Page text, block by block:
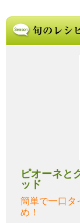
ピオーネと
ッド
簡単で一口タ
め！